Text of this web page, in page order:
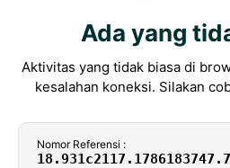
Ada yang
Aktivitas yang tidak biasa di
kesalahan koneksi. Silakan
Nomor Referensi :